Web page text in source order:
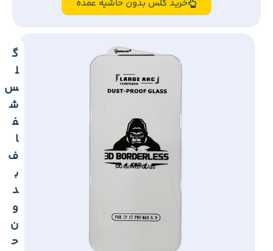
خرید گلس بدون حاشیه عمده
گ
ل
س
ش
ف
ا
ف
ب
د
و
ن
ح